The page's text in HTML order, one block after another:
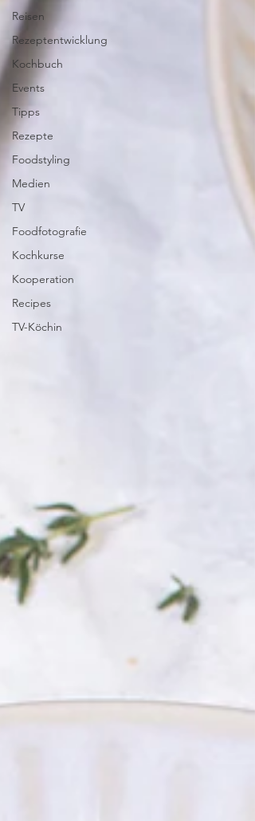
Reisen
Rezeptentwicklung
Kochbuch
Events
Tipps
Rezepte
Foodstyling
Medien
TV
Foodfotografie
Kochkurse
Kooperation
Recipes
TV-Köchin